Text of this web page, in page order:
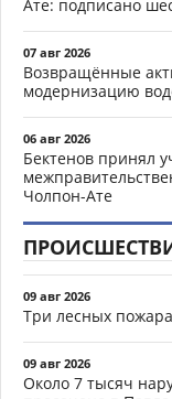
Ате: подписано
07 авг 2026
Возвращённые
модернизацию
06 авг 2026
Бектенов принял
Чолпон-Ате
09 авг 2026
Три лесных
09 авг 2026
Около 7 тысяч